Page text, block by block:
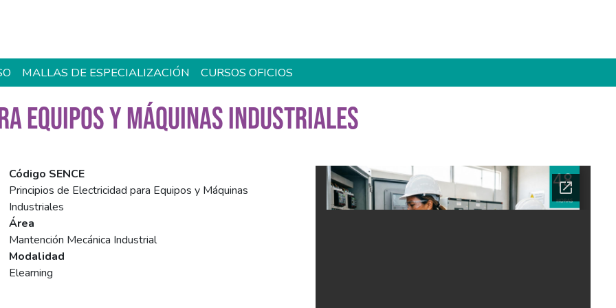
MALLAS DE ESPECIALIZACIÓN CURSOS OFICIOS
EQUIPOS Y MÁQUINAS INDUSTRIALES
Código SENCE
Principios de Electricidad para Equipos y Máquinas
Industriales
Área
Mantención Mecánica Industrial
Modalidad
Elearning
Ficha del curso